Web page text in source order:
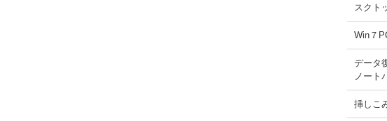
スクト
Win７
データ
ノート
挿しこ